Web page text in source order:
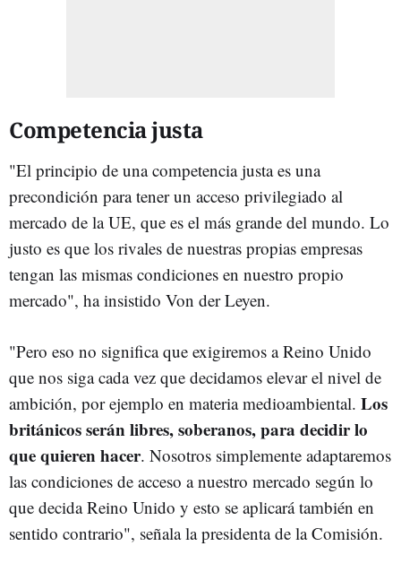
Competencia justa
"El principio de una competencia justa es una
precondición para tener un acceso privilegiado al
mercado de la UE, que es el más grande del mundo. Lo
justo es que los rivales de nuestras propias empresas
tengan las mismas condiciones en nuestro propio
mercado", ha insistido Von der Leyen.
"Pero eso no significa que exigiremos a Reino Unido
que nos siga cada vez que decidamos elevar el nivel de
ambición, por ejemplo en materia medioambiental. Los
británicos serán libres, soberanos, para decidir lo
que quieren hacer. Nosotros simplemente adaptaremos
las condiciones de acceso a nuestro mercado según lo
que decida Reino Unido y esto se aplicará también en
sentido contrario", señala la presidenta de la Comisión.